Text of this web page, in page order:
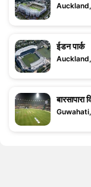
ईडन पार्क